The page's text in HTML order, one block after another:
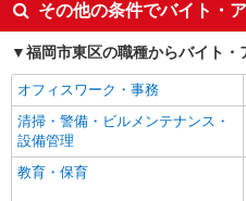
車通勤OK
社会保険あり
その他の条件でバイト・
福岡市東区の職種からバイト
オフィスワーク・事務
清掃・警備・ビルメンテナンス・
設備管理
教育・保育